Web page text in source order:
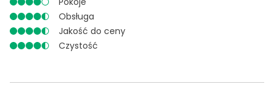
Obsługa
Jakość do ceny
Czystość